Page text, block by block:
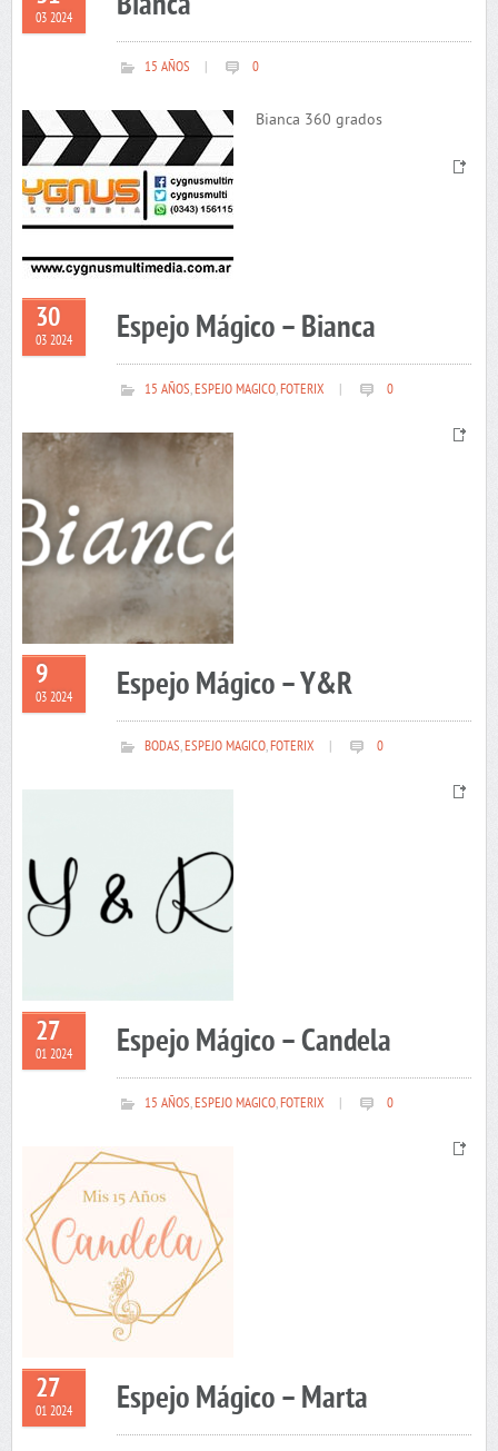
03 2024
15 AÑOS 0
Bianca 360 grados
30
03 2024 Espejo Mágico – Bianca
15 AÑOS,ESPEJO MAGICO,FOTERIX 0
9
03 2024 Espejo Mágico – Y&R
BODAS,ESPEJO MAGICO,FOTERIX 0
27
01 2024 Espejo Mágico – Candela
15 AÑOS,ESPEJO MAGICO,FOTERIX 0
27
01 2024 Espejo Mágico – Marta